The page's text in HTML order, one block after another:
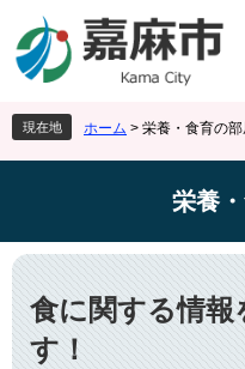
ジ
先
頭
で
ュ
を
飛
ば
本
文
へ
現在地 ホーム > 栄養・食育の部
栄養
本
文
食に関する情報
す！